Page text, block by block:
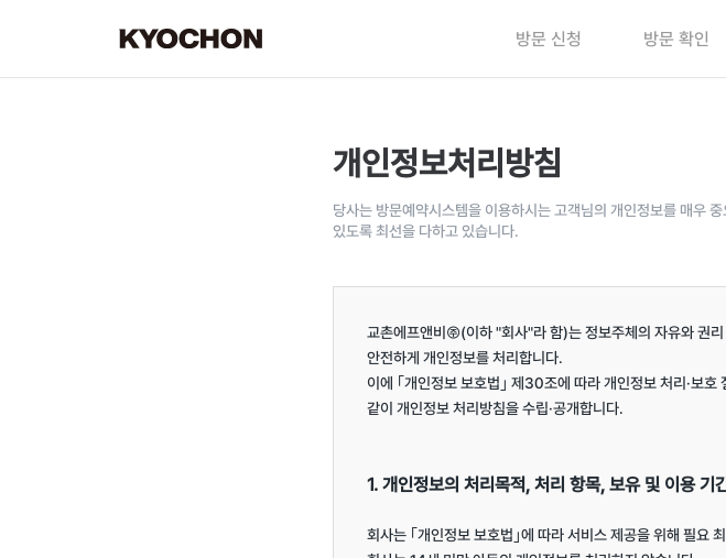
방문 신청 방문 확인
개인정보처리방침
당사는 방문예약시스템을 이용하시는 고객님의 개인정보를 매우
있도록 최선을 다하고 있습니다.
교촌에프앤비㈜(이하 "회사"라 함)는 정보주체의 자유와 권
안전하게 개인정보를 처리합니다.
이에 ｢개인정보 보호법｣ 제30조에 따라 개인정보 처리·보호
같이 개인정보 처리방침을 수립·공개합니다.
1. 개인정보의 처리목적, 처리 항목, 보유 및 이용 기
회사는 ｢개인정보 보호법｣에 따라 서비스 제공을 위해 필요